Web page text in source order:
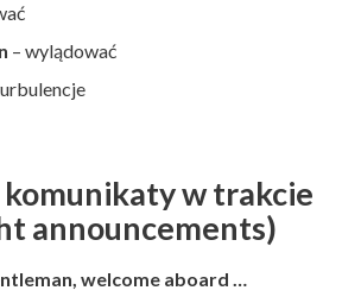
– wylądować
w trakcie
announcements)
welcome aboard …